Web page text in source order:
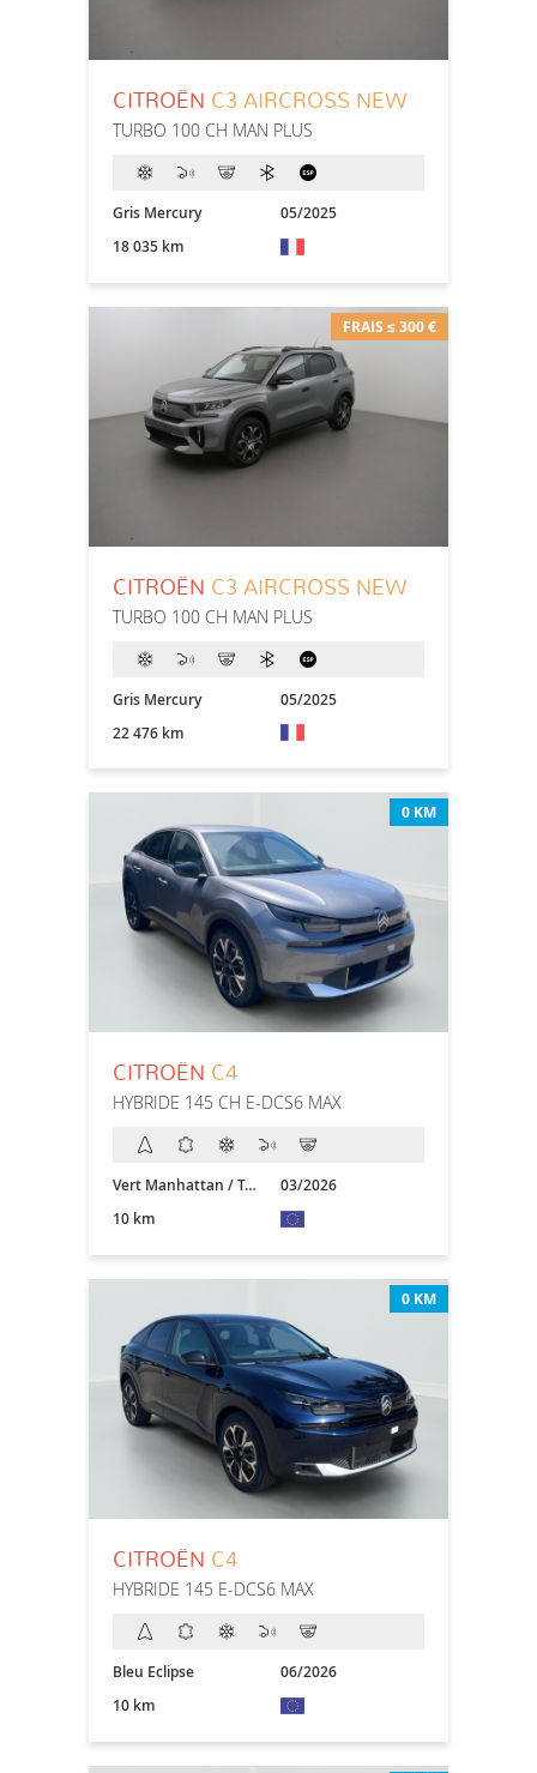
CITROËN C3 AIRCROSS NEW
TURBO 100 CH MAN PLUS
Gris Mercury
05/2025
18 035 km
FRAIS ≤ 300 €
CITROËN C3 AIRCROSS NEW
TURBO 100 CH MAN PLUS
Gris Mercury
05/2025
22 476 km
0 KM
CITROËN C4
HYBRIDE 145 CH E-DCS6 MAX
Vert Manhattan / Toit Noir
03/2026
10 km
0 KM
CITROËN C4
HYBRIDE 145 E-DCS6 MAX
Bleu Eclipse
06/2026
10 km